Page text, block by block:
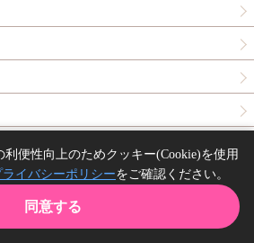
Copyright(C) comicomi studio. All right reserved.
便性向上のためクッキー(Cookie)を使用
ライバシーポリシーをご確認ください。
同意する